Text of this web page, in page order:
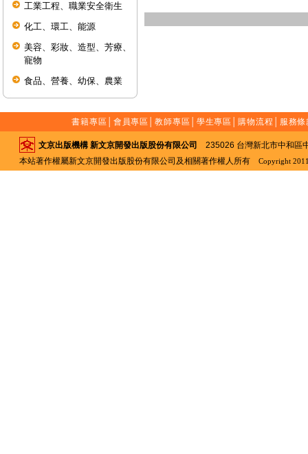
工業工程、職業安全衛生
化工、環工、能源
美容、彩妝、造型、芳療、
寵物
食品、營養、幼保、農業
書籍專區 會員專區 │教師專區 學生專區 │購物流程 服務條
文京出版機構 新文京開發出版股份有限公司
235026 台灣新北市中和
本站著作權屬新文京開發出版股份有限公司及相關著作權人所有
Copyright